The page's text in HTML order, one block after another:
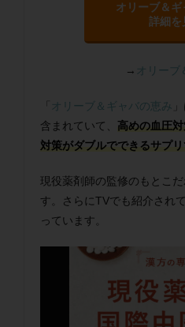
オリーブ＆
詳細を
→ オリーブ
オリーブ＆ギャバの恵み
含まれていて、 高めの血圧
対策がダブルでできるサプリ
現役薬剤師の監修のもとこ
す。さらにTVでも紹介され
っています。